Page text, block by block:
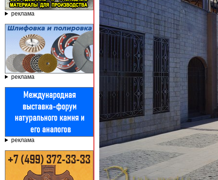
реклама
реклама
реклама